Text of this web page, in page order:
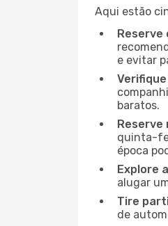
Aqui estão
Reserve
e evitar
baratos.
Reserve
quinta-
época
Explore
alugar
Tire
de